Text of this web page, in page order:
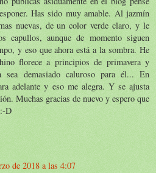
Has sido muy amable. Al jazmín
nuevas, de un color verde claro, y le
capullos, aunque de momento siguen
y eso que ahora está a la sombra. He
florece a principios de primavera y
sea demasiado caluroso para él... En
adelante y eso me alegra. Y se ajusta
Muchas gracias de nuevo y espero que
D
de 2018 a las 4:07